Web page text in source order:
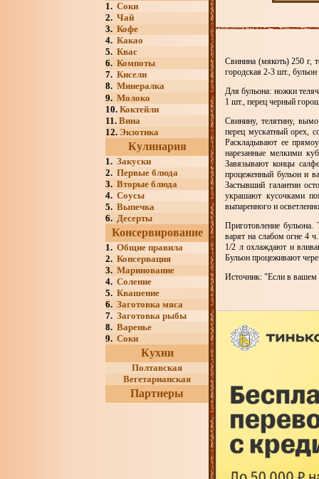
1. Соки
2. Чай
3. Кофе
4. Какао
5. Квас
6. Компоты
7. Кисели
8. Минералка
9. Молоко
10. Коктейли
11. Вина
12. Экзотика
Кулинария
1. Закуски
2. Первые блюда
3. Вторые блюда
4. Соусы
5. Выпечка
6. Десерты
Консервирование
1. Общие правила
2. Консервация
3. Маринование
4. Соление
5. Квашение
6. Заготовка мяса
7. Заготовка рыбы
8. Варенье
9. Соки
Кухни
Полтавская
Вегетарианская
Партнеры
Свинина (мякоть) 250 г,
городская 2-3 шт.,
Для бульона: ножки
1 шт., перец черный
Свинину, телятину,
перец мускатный орех,
Раскладывают ее
нарезанные мелкими
Завязывают концы
процеженный бульон и
Застывший галантин
украшают кусочками
выпаренного и
Приготовление
варят на слабом огне 4
1/2 л охлаждают и
Бульон процеживают
Источник: "Если в вашем